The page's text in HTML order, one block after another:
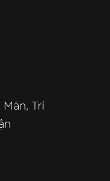
Trí